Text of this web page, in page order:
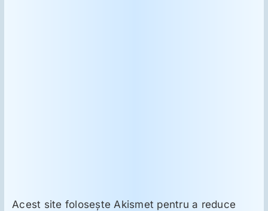
Acest site folosește Akismet pentru a reduce